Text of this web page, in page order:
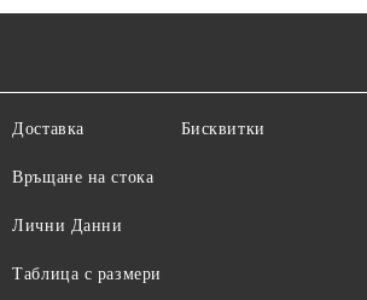
Доставка
Връщане на стока
Лични Данни
Таблица с размери
Бисквитки